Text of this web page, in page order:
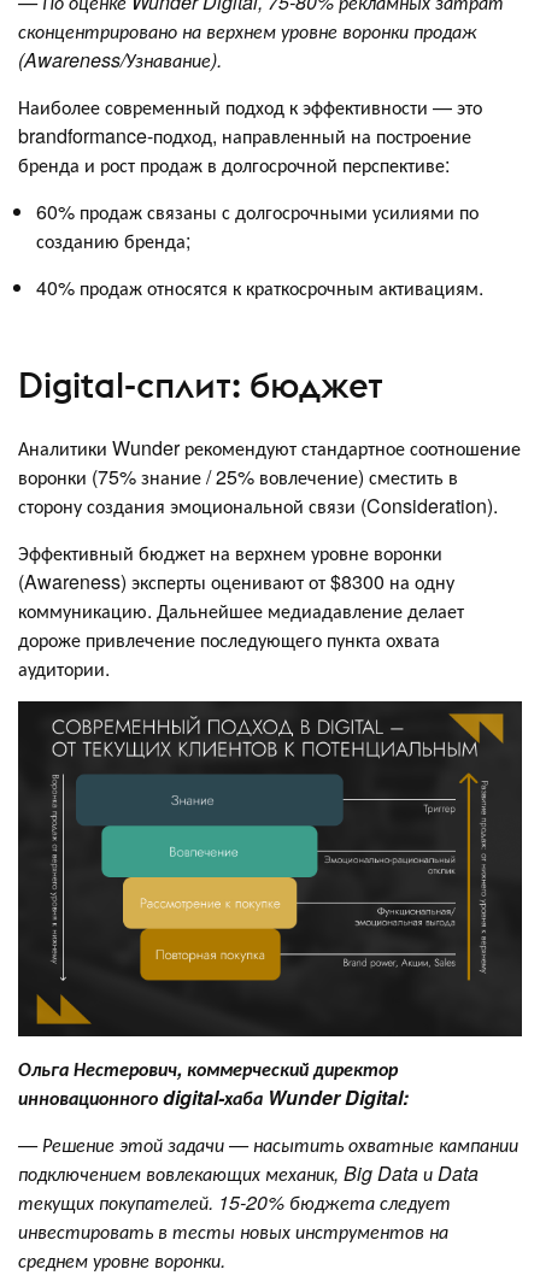
сконцентрировано на верхнем уровне воронки продаж
(Awareness/Узнавание).
Наиболее современный подход к эффективности — это
brandformance-подход, направленный на построение
бренда и рост продаж в долгосрочной перспективе:
60% продаж связаны с долгосрочными усилиями по
созданию бренда;
40% продаж относятся к краткосрочным активациям.
Digital-сплит: бюджет
Аналитики Wunder рекомендуют стандартное соотношение
воронки (75% знание / 25% вовлечение) сместить в
сторону создания эмоциональной связи (Consideration).
Эффективный бюджет на верхнем уровне воронки
(Awareness) эксперты оценивают от $8300 на одну
коммуникацию. Дальнейшее медиадавление делает
дороже привлечение последующего пункта охвата
аудитории.
Ольга Нестерович, коммерческий директор
инновационного digital-хаба Wunder Digital:
— Решение этой задачи — насытить охватные кампании
подключением вовлекающих механик, Big Data и Data
текущих покупателей. 15-20% бюджета следует
инвестировать в тесты новых инструментов на
среднем уровне воронки.